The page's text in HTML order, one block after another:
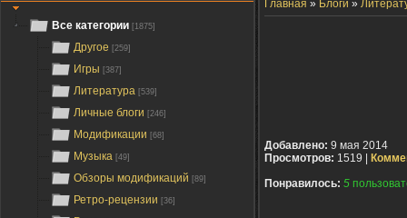
Все категории [1875]
Другое [259]
Игры [387]
Литература [539]
Личные блоги [246]
Модификации [68]
Музыка [49]
Обзоры модификаций [89]
Ретро-рецензии [36]
Главная » Блоги »
Добавлено: 9 мая 2014
Просмотров: 1519 |
Понравилось: 5